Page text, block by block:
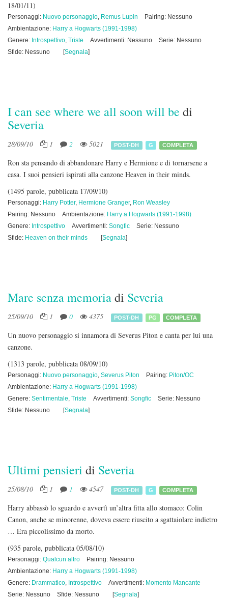
18/01/11)
Personaggi: Nuovo personaggio, Remus Lupin
Pairing: Nessuno
Ambientazione: Harry a Hogwarts (1991-1998)
Genere: Introspettivo, Triste Avvertimenti: Nessuno
Serie: Nessuno
Sfide: Nessuno
[Segnala]
I can see where we all soon will be di
Severia
28/09/10 1 2 5021 POST-DH G COMPLETA
Ron sta pensando di abbandonare Harry e Hermione e di tornarsene a
casa. I suoi pensieri ispirati alla canzone Heaven in their minds.
(1495 parole, pubblicata 17/09/10)
Personaggi: Harry Potter, Hermione Granger, Ron Weasley
Pairing: Nessuno
Ambientazione: Harry a Hogwarts (1991-1998)
Genere: Introspettivo Avvertimenti: Songfic
Serie: Nessuno
Sfide: Heaven on their minds [Segnala]
Mare senza memoriadi Severia
25/09/10 1 0 4375 POST-DH PG COMPLETA
Un nuovo personaggio si innamora di Severus Piton e canta per lui una
canzone.
(1313 parole, pubblicata 08/09/10)
Personaggi: Nuovo personaggio, Severus Piton Pairing: Piton/OC
Ambientazione: Harry a Hogwarts (1991-1998)
Genere: Sentimentale, Triste Avvertimenti: Songfic
Serie: Nessuno
Sfide: Nessuno
[Segnala]
Ultimi pensieri di Severia
25/08/10 1 1 4547 POST-DH G COMPLETA
Harry abbassò lo sguardo e avvertì un’altra fitta allo stomaco: Colin
Canon, anche se minorenne, doveva essere riuscito a sgattaiolare indietro
… Era piccolissimo da morto.
(935 parole, pubblicata 05/08/10)
Personaggi: Qualcun altro
Pairing: Nessuno
Ambientazione: Harry a Hogwarts (1991-1998)
Genere: Drammatico, Introspettivo Avvertimenti: Momento Mancante
Serie: Nessuno
Sfide: Nessuno [Segnala]